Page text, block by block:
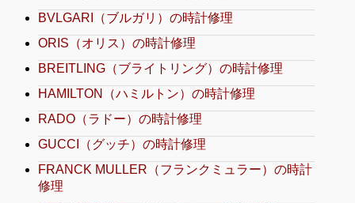
BVLGARI（ブルガリ）の時計修理
ORIS（オリス）の時計修理
BREITLING（ブライトリング）の時計修理
HAMILTON（ハミルトン）の時計修理
RADO（ラドー）の時計修理
GUCCI（グッチ）の時計修理
FRANCK MULLER（フランクミュラー）の時計
修理